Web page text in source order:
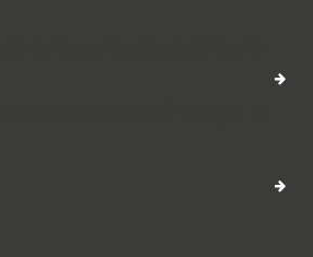
preguntado cuál es la
de cama? Elegir el